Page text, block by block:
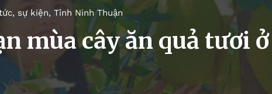
sự kiện, Tỉnh Ninh Thuận
mùa cây ăn quả tươi ở